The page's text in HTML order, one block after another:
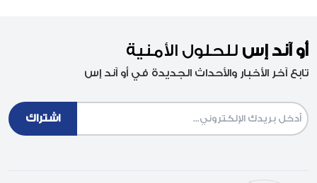
أو آند إس للحلول الأمنية
تابع آخر الأخبار والأحداث الجديدة في أو آند إس
Email